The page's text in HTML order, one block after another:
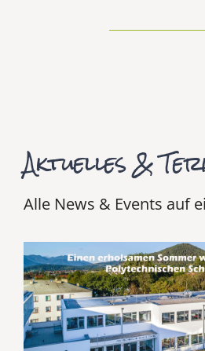
Aktuelles &
Alle News & Events auf